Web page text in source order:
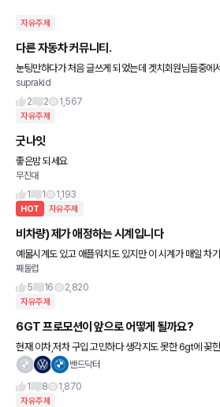
자유주제
다른 자동차 커뮤니티.
눈팅만하다가 처음 글쓰게 되었는데 겟치회원님들중에
들있나요? 혹시 있다면 뒷이야기(사라진후)를 아시는분
다.
suprakid
2
2 1,567
자유주제
굿나잇
좋은밤 되세요
무친대
1
1 1,193
HOT 자유주제
비차량) 제가 애정하는 시계입니다
예물시계도 있고 애플워치도 있지만 이 시계가 매일 차기에 제일 마
째둘럽
5
16 2,820
자유주제
6GT 프로모션이 앞으로 어떻게 될까요?
현재 이차,저차 구입 고민하다 생각지도 못한 6gt에 꽂
장히 좋은데, 연말쯤 더 좋지 않으까..무지성으로 생각하고 있는데, 현재 단종얘기도 돌고
밴드닥터
1
8 1,870
자유주제